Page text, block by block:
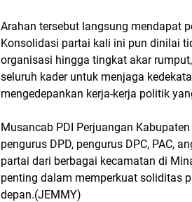
Arahan tersebut langsung mendapat
Konsolidasi partai kali ini pun dinilai
organisasi hingga tingkat akar
seluruh kader untuk menjaga
mengedepankan kerja-kerja politik
Musancab PDI Perjuangan
pengurus DPD, pengurus DPC, PAC,
partai dari berbagai kecamatan di
penting dalam memperkuat soliditas
depan.(JEMMY)